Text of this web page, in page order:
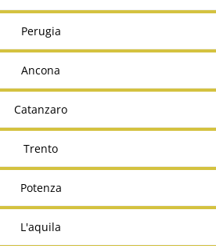
Perugia
Ancona
Catanzaro
Trento
Potenza
L'aquila